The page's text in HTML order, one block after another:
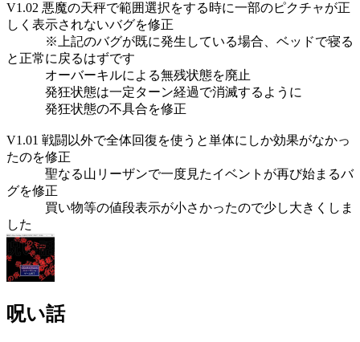
V1.02 悪魔の天秤で範囲選択をする時に一部のピクチャが正
しく表示されないバグを修正
※上記のバグが既に発生している場合、ベッドで寝る
と正常に戻るはずです
オーバーキルによる無残状態を廃止
発狂状態は一定ターン経過で消滅するように
発狂状態の不具合を修正
V1.01 戦闘以外で全体回復を使うと単体にしか効果がなかっ
たのを修正
聖なる山リーザンで一度見たイベントが再び始まるバ
グを修正
買い物等の値段表示が小さかったので少し大きくしま
した
呪い話